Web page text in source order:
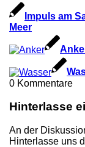
Impuls am
Meer
0 Kommentare
Hinterlasse
An der
Hinterlasse uns